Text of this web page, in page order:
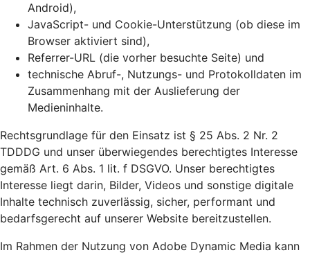
Android),
JavaScript- und Cookie-Unterstützung (ob diese im
Browser aktiviert sind),
Referrer-URL (die vorher besuchte Seite) und
technische Abruf-, Nutzungs- und Protokolldaten im
Zusammenhang mit der Auslieferung der
Medieninhalte.
Rechtsgrundlage für den Einsatz ist § 25 Abs. 2 Nr. 2
TDDDG und unser überwiegendes berechtigtes Interesse
gemäß Art. 6 Abs. 1 lit. f DSGVO. Unser berechtigtes
Interesse liegt darin, Bilder, Videos und sonstige digitale
Inhalte technisch zuverlässig, sicher, performant und
bedarfsgerecht auf unserer Website bereitzustellen.
Im Rahmen der Nutzung von Adobe Dynamic Media kann